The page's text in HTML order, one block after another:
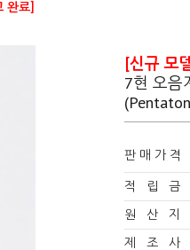
완료]
[신규 모
7현 오음
판 매 가 격
적 립 금
원 산 지
제 조 사